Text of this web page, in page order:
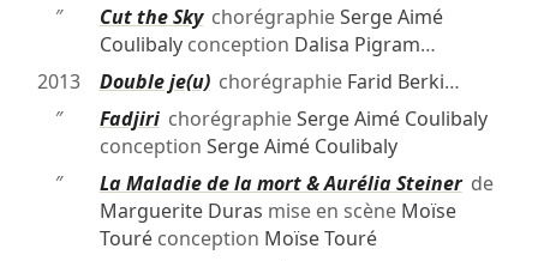
″
Cut the SkychorégraphieSerge Aimé
Coulibalyconception Dalisa Pigram…
2013
Double je(u)chorégraphie Farid Berki…
″
FadjirichorégraphieSerge Aimé Coulibaly
conception Serge Aimé Coulibaly
″
La Maladie de la mort & Aurélia Steinerde
Marguerite Duras mise en scène Moïse
Touréconception Moïse Touré